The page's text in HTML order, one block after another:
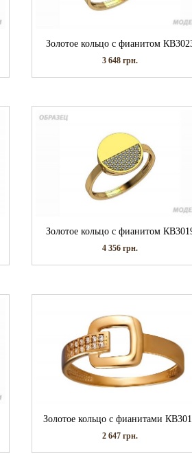
Золотое кольцо с фианитом
3 648грн.
Золотое кольцо с фианитом
4 356грн.
Золотое кольцо с фианитами
2 647грн.